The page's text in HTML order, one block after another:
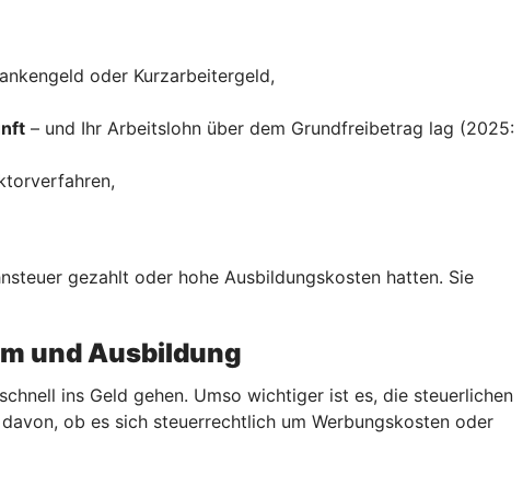
oder Kurzarbeitergeld,
– und Ihr Arbeitslohn über dem Grundfreibetrag lag (2025:
gezahlt oder hohe Ausbildungskosten hatten. Sie
und Ausbildung
ins Geld gehen. Umso wichtiger ist es, die steuerlichen
ob es sich steuerrechtlich um Werbungskosten oder